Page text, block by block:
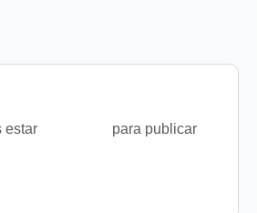
estar
para publicar